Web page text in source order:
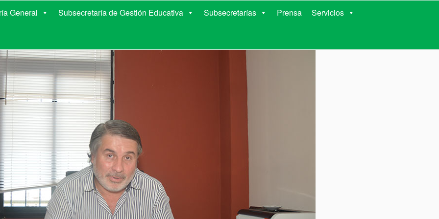
EDUCACIÓN DE CORRIENTES
General Subsecretaría de Gestión Educativa Subsecretarías Prensa Servicios